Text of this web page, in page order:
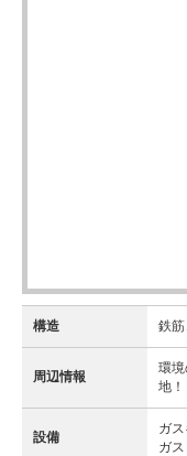
構造 鉄
周辺情報
環
地！
設備
ガ
ガ